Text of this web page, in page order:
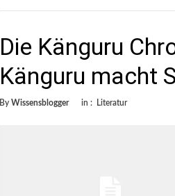
Die Känguru
Känguru macht
By Wissensblogger in : Literatur